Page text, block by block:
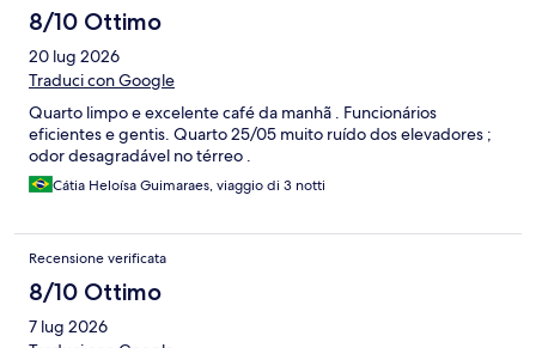
8/10 Ottimo
20 lug 2026
Traduci con Google
Quarto limpo e excelente café da manhã . Funcionários
eficientes e gentis. Quarto 25/05 muito ruído dos elevadores ;
odor desagradável no térreo .
Cátia Heloísa Guimaraes, viaggio di 3 notti
Recensione verificata
8/10 Ottimo
7 lug 2026